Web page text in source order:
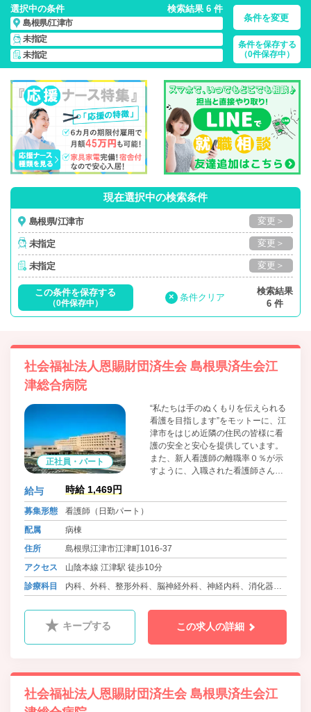
選択中の条件 検索結果 6 件
島根県/江津市
未指定
未指定
条件を変更
条件を保存する
（0件保存中）
島根県/江津市/正社員・パート・応援ナース・派遣の 看護師求
人・派遣・転職・募集一覧
現在選択中の検索条件
島根県/江津市 変更＞
未指定 変更＞
未指定 変更＞
この条件を保存する
（0件保存中）
× 条件クリア
検索結果
6 件
社会福祉法人恩賜財団済生会 島根県済生会江
津総合病院
正社員・パート
“私たちは手のぬくもりを伝えられる
看護を目指します”をモットーに、江
津市をはじめ近隣の住民の皆様に看
護の安全と安心を提供しています。
また、新人看護師の離職率０％が示
すように、入職された看護師さんが
給与 時給 1,469円
募集形態
看護師（日勤パート）
配属
病棟
住所
島根県江津市江津町1016-37
アクセス
山陰本線 江津駅 徒歩10分
診療科目
内科、外科、整形外科、脳神経外科、神経内科、消化器
眼科、耳鼻咽喉科、皮膚科、産婦人科、小児科、ﾘﾊﾋﾞﾘﾃｰｼｮ
キープする この求人の詳細
社会福祉法人恩賜財団済生会 島根県済生会江